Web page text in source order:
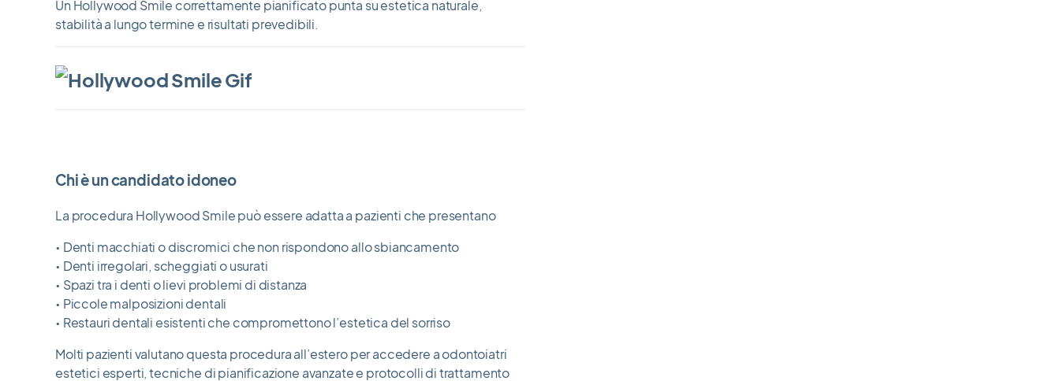
Un Hollywood Smile correttamente pianificato punta su estetica naturale,
stabilità a lungo termine e risultati prevedibili.
Chi è un candidato idoneo
La procedura Hollywood Smile può essere adatta a pazienti che presentano
• Denti macchiati o discromici che non rispondono allo sbiancamento
• Denti irregolari, scheggiati o usurati
• Spazi tra i denti o lievi problemi di distanza
• Piccole malposizioni dentali
• Restauri dentali esistenti che compromettono l’estetica del sorriso
Molti pazienti valutano questa procedura all’estero per accedere a odontoiatri
estetici esperti, tecniche di pianificazione avanzate e protocolli di trattamento